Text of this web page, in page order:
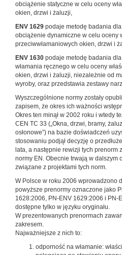
obciążenie statyczne w celu oceny
okien, drzwi i żaluzji,
ENV 1629 podaje metodę badania
obciążenie dynamiczne w celu oceny
przeciwwłamaniowych okien, drzwi i
ENV 1630 podaje metodę badania
włamania ręcznego w celu oceny
okien, drzwi i żaluzji, niezależnie od
wyroby, oraz przedstawia zestawy
Wyszczególnione normy zostały
zapisem, że okres ich ważności
Okres ten minął w 2002 roku i wtedy
CEN TC 33 („Okna, drzwi, bramy,
osłonowe”) na bazie doświadczeń
stosowaniu podjął decyzję o
lata, a następnie rewizji tych prenorm
normy EN. Obecnie trwają w dalszym
związane z projektami tych norm.
W Polsce w roku 2006 wprowadzono
powyższe prenormy oznaczone jako
1628:2006, PN-ENV 1629:2006 i PN-
dostępne tylko w języku oryginału.
W prezentowanych prenormach
zakresem.
Najważniejsze z nich to:
odporność na włamanie: